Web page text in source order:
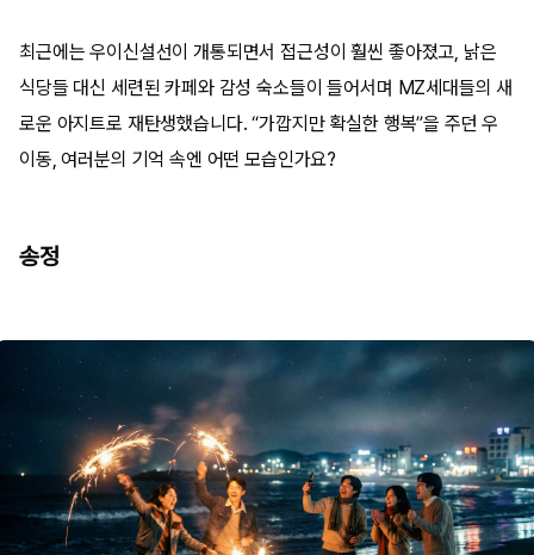
최근에는 우이신설선이 개통되면서 접근성이 훨씬 좋아졌고, 낡은
식당들 대신 세련된 카페와 감성 숙소들이 들어서며 MZ세대들의 새
로운 아지트로 재탄생했습니다. “가깝지만 확실한 행복”을 주던 우
이동, 여러분의 기억 속엔 어떤 모습인가요?
송정